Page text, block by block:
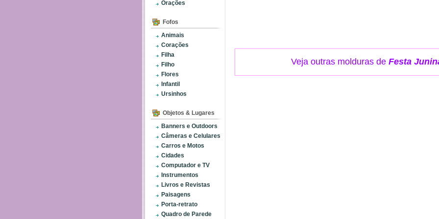
Orações
Fofos
Animais
Corações
Filha
Filho
Flores
Infantil
Ursinhos
Objetos & Lugares
Banners e Outdoors
Câmeras e Celulares
Carros e Motos
Cidades
Computador e TV
Instrumentos
Livros e Revistas
Paisagens
Porta-retrato
Quadro de Parede
Veja outras molduras de Festa